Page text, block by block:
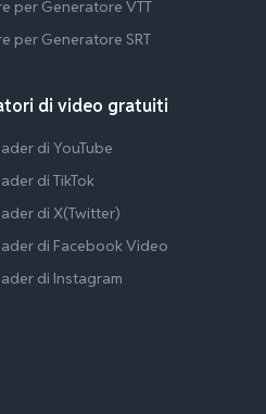
per Generatore VTT
per Generatore SRT
di video gratuiti
di YouTube
di TikTok
di X(Twitter)
di Facebook Video
di Instagram